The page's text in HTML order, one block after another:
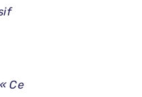
« Ce